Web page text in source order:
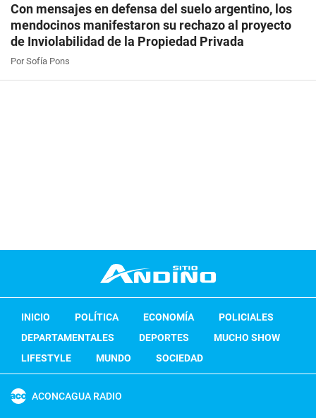
Con mensajes en defensa del suelo argentino, los
mendocinos manifestaron su rechazo al proyecto
de Inviolabilidad de la Propiedad Privada
Por Sofía Pons
INICIO POLÍTICA ECONOMÍA
POLICIALES
DEPARTAMENTALES
DEPORTES
MUCHO SHOW
LIFESTYLE
MUNDO SOCIEDAD
ACONCAGUA RADIO